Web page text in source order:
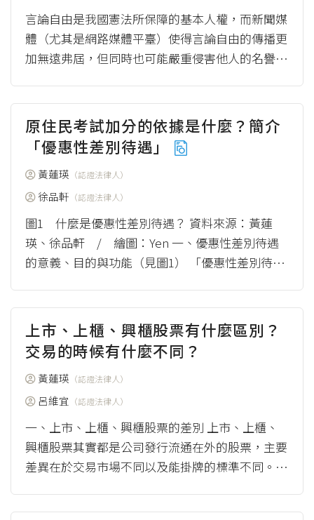
言論自由是我國憲法所保障的基本人權，而新聞媒
體（尤其是網路媒體平臺）使得言論自由的傳播更
加無遠弗屆，但同時也可能嚴重侵害他人的名譽
原住民考試加分的依據是什麼？簡介
「優惠性差別待遇」
黃蓮瑛 （認證法律人）
徐品軒 （認證法律人）
圖1 什麼是優惠性差別待遇？ 資料來源：黃蓮
瑛、徐品軒 / 繪圖：Yen 一、優惠性差別待遇
的意義、目的與功能（見圖1） 「優惠性差別待
上市、上櫃、興櫃股票有什麼區別？
交易的時候有什麼不同？
黃蓮瑛 （認證法律人）
呂維宜 （認證法律人）
一、上市、上櫃、興櫃股票的差別 上市、上櫃、
興櫃股票其實都是公司發行流通在外的股票，主要
差異在於交易市場不同以及能掛牌的標準不同。上